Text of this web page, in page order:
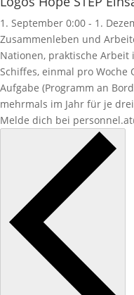
1. September 0:00 - 1.
Zusammenleben und
Nationen, praktische
Schiffes, einmal pro Woche
Aufgabe (Programm an
mehrmals im Jahr für je
Melde dich bei